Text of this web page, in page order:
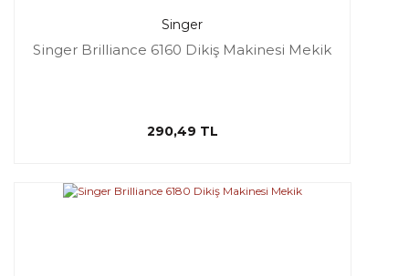
Singer
Singer Brilliance 6160 Dikiş Makinesi Mekik
290,49 TL